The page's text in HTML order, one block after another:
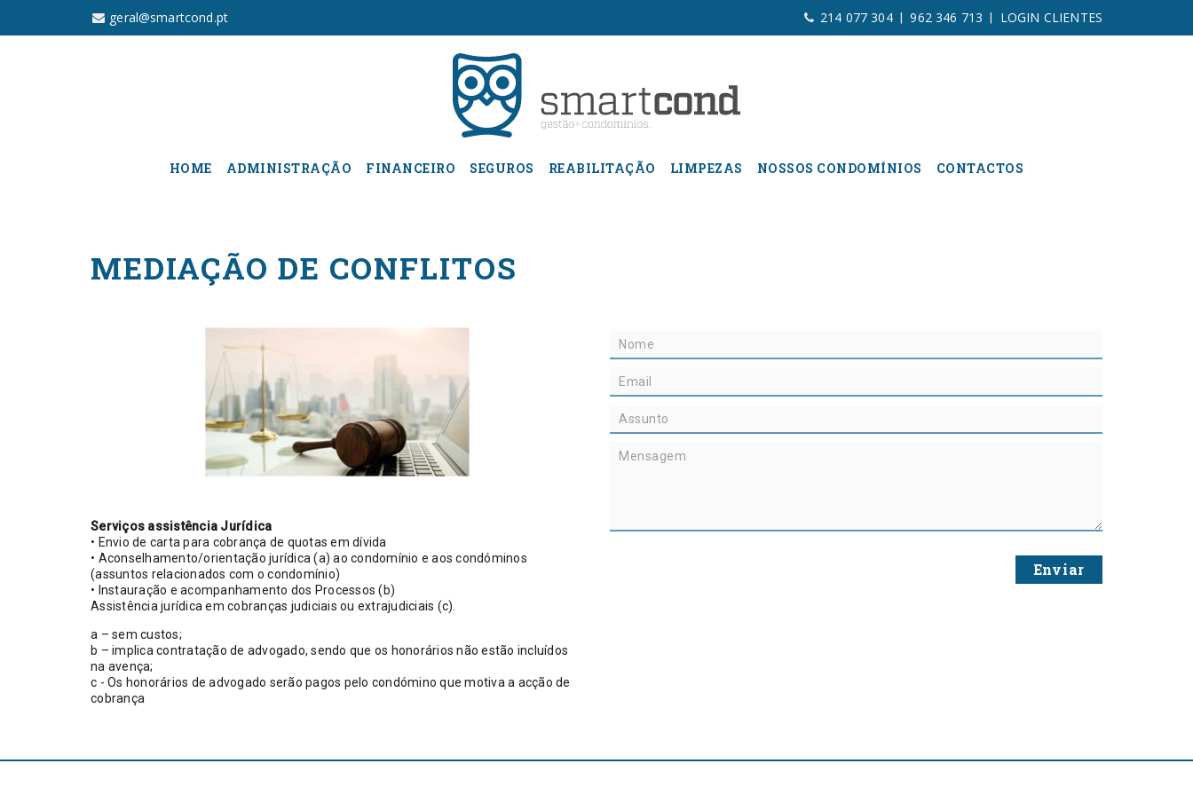
geral@smartcond.pt 214 077 304 962 346 713 LOGIN CLIENTES
HOME ADMINISTRAÇÃO FINANCEIRO SEGUROS REABILITAÇÃO LIMPEZAS NOSSOS CONDOMÍNIOS CONTACTOS
MEDIAÇÃO DE CONFLITOS
Serviços assistência Jurídica
• Envio de carta para cobrança de quotas em dívida
• Aconselhamento/orientação jurídica (a) ao condomínio e aos condóminos
(assuntos relacionados com o condomínio)
• Instauração e acompanhamento dos Processos (b)
Assistência jurídica em cobranças judiciais ou extrajudiciais (c).
a – sem custos;
b – implica contratação de advogado, sendo que os honorários não estão incluídos
na avença;
c - Os honorários de advogado serão pagos pelo condómino que motiva a acção de
cobrança